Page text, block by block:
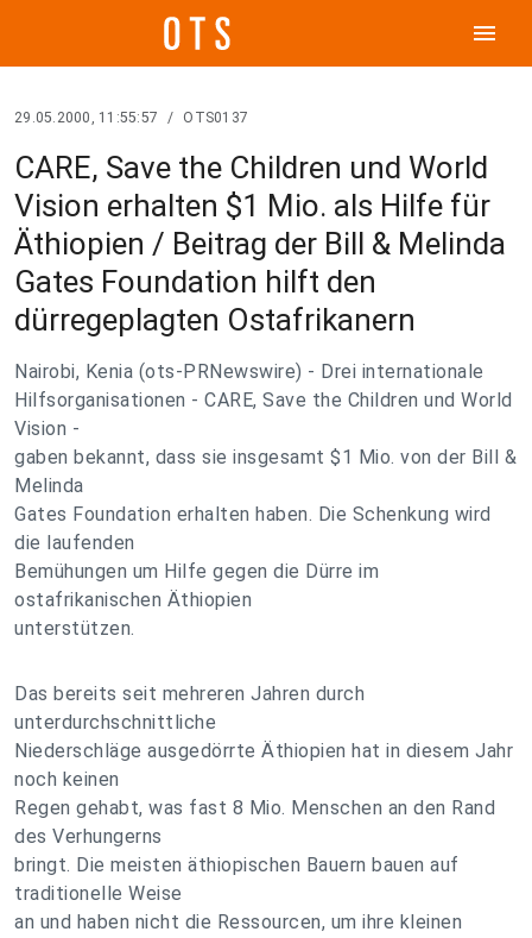
menu
29.05.2000, 11:55:57 / OTS0137
CARE, Save the Children und World
Vision erhalten $1 Mio. als Hilfe für
Äthiopien / Beitrag der Bill & Melinda
Gates Foundation hilft den
dürregeplagten Ostafrikanern
Nairobi, Kenia (ots-PRNewswire) - Drei internationale
Hilfsorganisationen - CARE, Save the Children und World
Vision -
gaben bekannt, dass sie insgesamt $1 Mio. von der Bill &
Melinda
Gates Foundation erhalten haben. Die Schenkung wird
die laufenden
Bemühungen um Hilfe gegen die Dürre im
ostafrikanischen Äthiopien
unterstützen.
Das bereits seit mehreren Jahren durch
unterdurchschnittliche
Niederschläge ausgedörrte Äthiopien hat in diesem Jahr
noch keinen
Regen gehabt, was fast 8 Mio. Menschen an den Rand
des Verhungerns
bringt. Die meisten äthiopischen Bauern bauen auf
traditionelle Weise
an und haben nicht die Ressourcen, um ihre kleinen